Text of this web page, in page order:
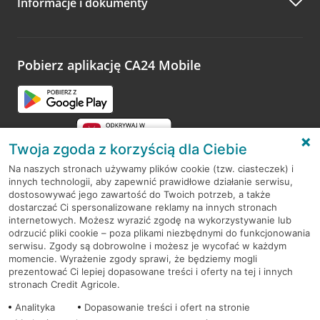
Zachęcamy do podzielenia się z nami opinią o wizycie.
opinie.
Pobierz aplikację CA24 Mobile
RODO
Regulamin serwisu
Mapa serwisu
PolitykaCookies
Twoja zgoda z korzyścią dla Ciebie
Na naszych stronach używamy plików cookie (tzw. ciasteczek) i
innych technologii, aby zapewnić prawidłowe działanie serwisu,
dostosowywać jego zawartość do Twoich potrzeb, a także
dostarczać Ci spersonalizowane reklamy na innych stronach
internetowych. Możesz wyrazić zgodę na wykorzystywanie lub
odrzucić pliki cookie – poza plikami niezbędnymi do funkcjonowania
serwisu. Zgody są dobrowolne i możesz je wycofać w każdym
momencie. Wyrażenie zgody sprawi, że będziemy mogli
prezentować Ci lepiej dopasowane treści i oferty na tej i innych
stronach Credit Agricole.
Analityka
Dopasowanie treści i ofert na stronie